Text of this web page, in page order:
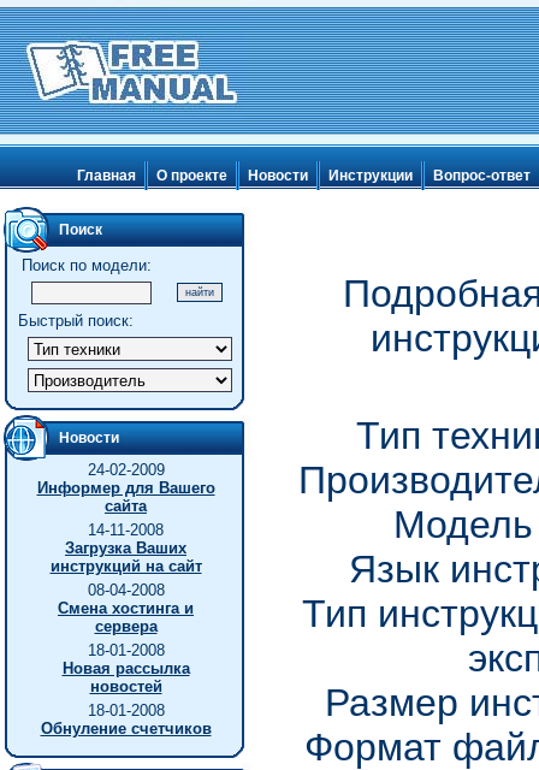
Главная О проекте Новости Инструкции Вопрос-ответ
Поиск
Поиск по модели:
Быстрый поиск:
Новости
24-02-2009
Информер для Вашего
сайта
14-11-2008
Загрузка Ваших
инструкций на сайт
08-04-2008
Смена хостинга и
сервера
18-01-2008
Новая рассылка
новостей
18-01-2008
Обнуление счетчиков
Тип
Модель
Язык
Тип
Размер
Формат